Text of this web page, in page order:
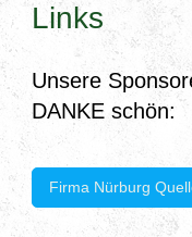
Links
Unsere
DANKE schön:
Firma Nürburg